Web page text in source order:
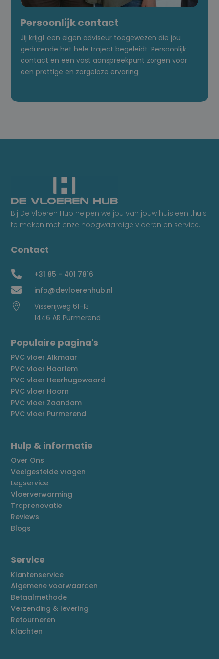
Persoonlijk contact
Jij krijgt een eigen adviseur toegewezen die jou
gedurende het hele traject begeleidt. Persoonlijk
contact en een vast aanspreekpunt zorgen voor
een prettige en zorgeloze ervaring.
Bij De Vloeren Hub helpen we jou van jouw huis een thuis
te maken met onze hoogwaardige vloeren en service.
Contact
 +31 85 - 401 7816
 info@devloerenhub.nl

Visserijweg 61-13
1446 AR Purmerend
Populaire pagina's
PVC vloer Alkmaar
PVC vloer Haarlem
PVC vloer Heerhugowaard
PVC vloer Hoorn
PVC vloer Zaandam
PVC vloer Purmerend
Hulp & informatie
Over Ons
Veelgestelde vragen
Legservice
Vloerverwarming
Traprenovatie
Reviews
Blogs
Service
Klantenservice
Algemene voorwaarden
Betaalmethode
Verzending & levering
Retourneren
Klachten